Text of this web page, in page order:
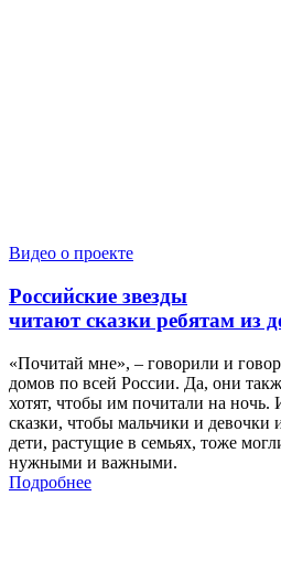
Видео о проекте
Российские звезды
читают сказки ребятам из
«Почитай мне», – говорили и
домов по всей России. Да, они
хотят, чтобы им почитали на
сказки, чтобы мальчики и девочки
дети, растущие в семьях, тоже
нужными и важными.
Подробнее